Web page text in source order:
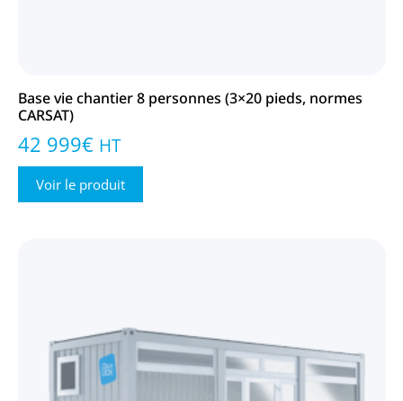
Base vie chantier 8 personnes (3×20 pieds, normes
CARSAT)
42 999€ HT
Voir le produit